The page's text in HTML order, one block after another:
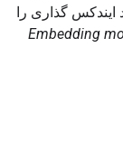
ایندکس گذاری را
Embedding